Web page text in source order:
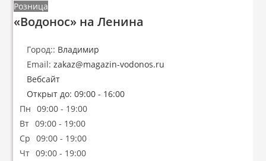
Розница
«Водонос» на Ленина
Город:: Владимир
Email: zakaz@magazin-vodonos.ru
Вебсайт
Открыт до: 09:00 - 16:00
Пн
09:00 - 19:00
Вт 09:00 - 19:00
Ср
09:00 - 19:00
Чт 09:00 - 19:00